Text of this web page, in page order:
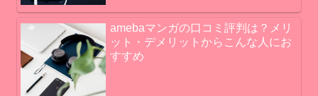
amebaマンガの口コミ評判は？メリ
ット・デメリットからこんな人にお
すすめ